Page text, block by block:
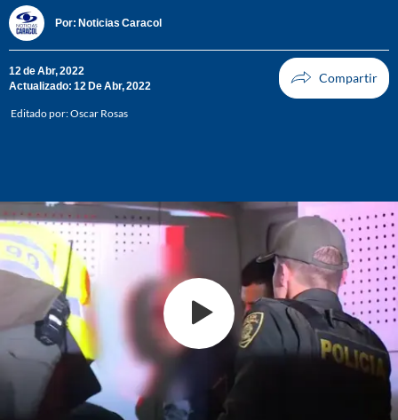
Por: Noticias Caracol
12 de Abr, 2022
Actualizado: 12 De Abr, 2022
Editado por:Oscar Rosas